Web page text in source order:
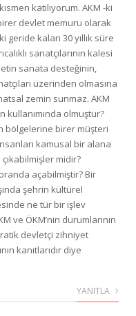
katılıyorum. AKM -ki
devlet memuru olarak
geride kalan 30 yıllık süre
sanatçılarının kalesi
sanata desteğinin,
üzerinden olmasına
zemin sunmaz. AKM
kullanımında olmuştur?
bölgelerine birer müşteri
kamusal bir alana
midir?
açabilmiştir? Bir
şehrin kültürel
ne tür bir işlev
ve ÖKM’nin durumlarının
devletçi zihniyet
kanıtlarıdır diye
YANITLA